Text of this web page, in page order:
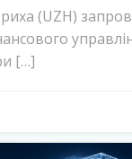
(UZH)
[…]